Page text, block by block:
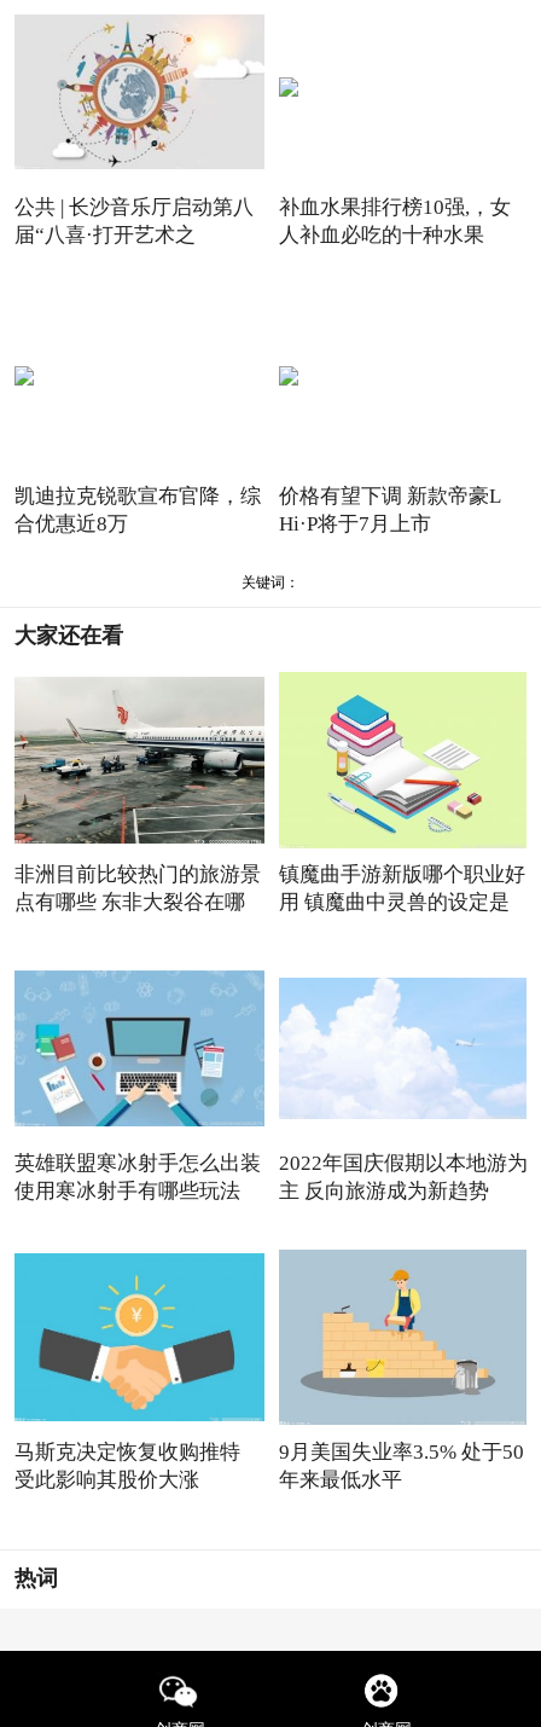
公共 | 长沙音乐厅启动第八
届“八喜·打开艺术之
补血水果排行榜10强,，女
人补血必吃的十种水果
凯迪拉克锐歌宣布官降，综
合优惠近8万
价格有望下调 新款帝豪L
Hi·P将于7月上市
关键词：
大家还在看
非洲目前比较热门的旅游景
点有哪些 东非大裂谷在哪
镇魔曲手游新版哪个职业好
用 镇魔曲中灵兽的设定是
英雄联盟寒冰射手怎么出装
使用寒冰射手有哪些玩法
2022年国庆假期以本地游为
主 反向旅游成为新趋势
马斯克决定恢复收购推特
受此影响其股价大涨
9月美国失业率3.5% 处于50
年来最低水平
热词